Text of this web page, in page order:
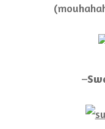
–